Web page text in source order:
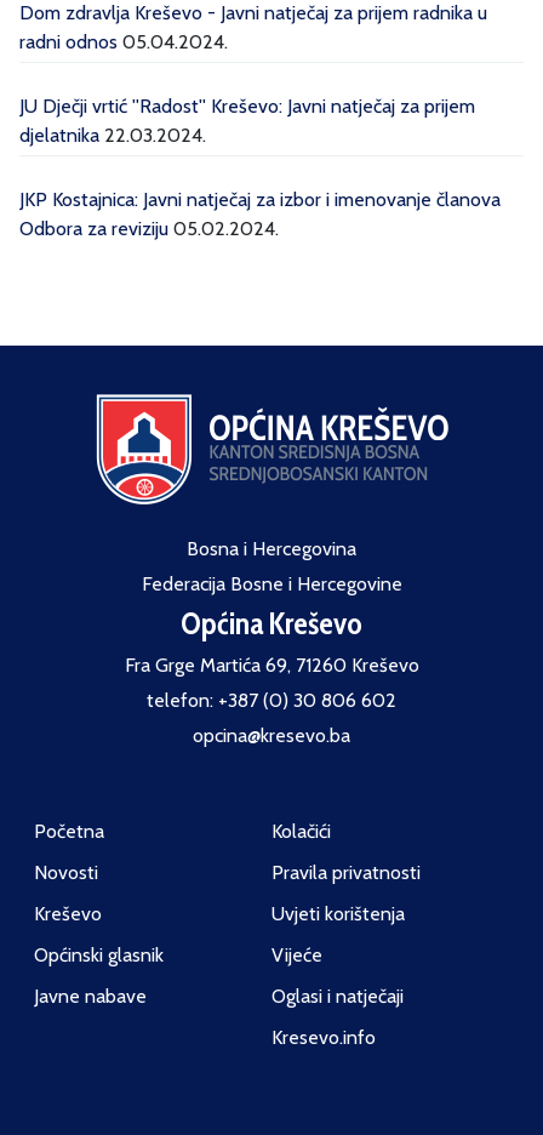
Dom zdravlja Kreševo - Javni natječaj za prijem radnika u
radni odnos 05.04.2024.
JU Dječji vrtić ''Radost'' Kreševo: Javni natječaj za prijem
djelatnika 22.03.2024.
JKP Kostajnica: Javni natječaj za izbor i imenovanje članova
Odbora za reviziju 05.02.2024.
Bosna i Hercegovina
Federacija Bosne i Hercegovine
Općina Kreševo
Fra Grge Martića 69, 71260 Kreševo
telefon: +387 (0) 30 806 602
opcina@kresevo.ba
Početna
Novosti
Kreševo
Općinski glasnik
Javne nabave
Kolačići
Pravila privatnosti
Uvjeti korištenja
Vijeće
Oglasi i natječaji
Kresevo.info